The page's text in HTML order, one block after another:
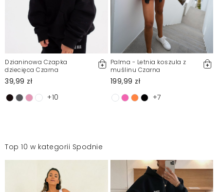
Dzianinowa Czapka
dziecięca Czarna
39,99 zł
+10
Palma - Letnia koszula z
muślinu Czarna
199,99 zł
+7
Top 10 w kategorii Spodnie